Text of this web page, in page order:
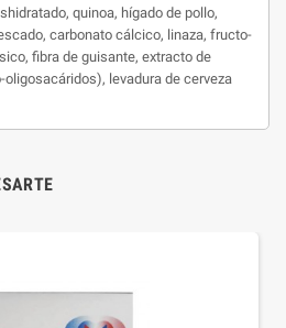
quinoa, hígado de pollo,
carbonato cálcico, linaza, fructo-
fibra de guisante, extracto de
levadura de cerveza